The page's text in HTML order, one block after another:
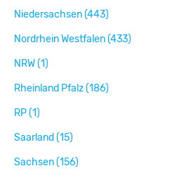
Niedersachsen (443)
Nordrhein Westfalen (433)
NRW (1)
Rheinland Pfalz (186)
RP (1)
Saarland (15)
Sachsen (156)